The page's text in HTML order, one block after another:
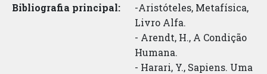
Bibliografia principal:
-Aristóteles, Metafísica,
Livro Alfa.
- Arendt, H., A Condição
Humana.
- Harari, Y., Sapiens. Uma